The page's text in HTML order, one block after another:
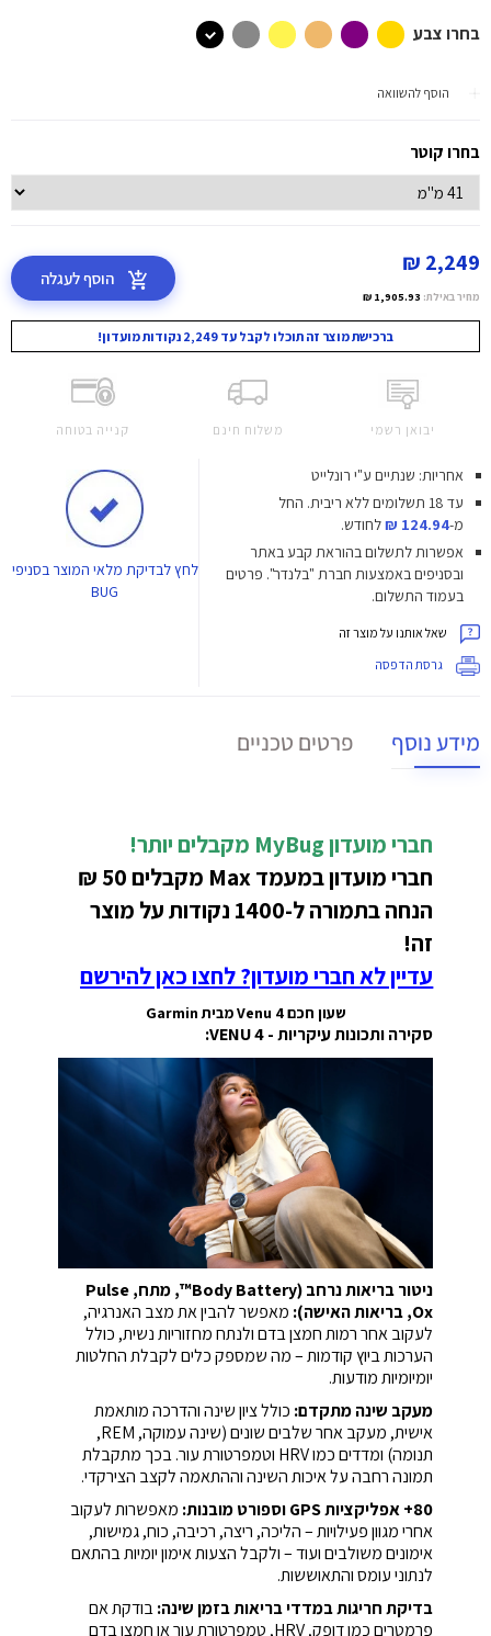
בחרו צבע
הוסף להשוואה
בחרו קוטר
2,249 ₪
מחיר באילת: 1,905.93 ₪
הוסף לעגלה
ברכישת מוצר זה תוכלו לקבל עד 2,249 נקודות מועדון!
יבואן רשמי משלוח חינם קנייה בטוחה
אחריות: שנתיים ע"י רונלייט
עד 18 תשלומים ללא ריבית.
החל
מ-124.94 ₪
לחודש.
אפשרות לתשלום בהוראת קבע באתר
ובסניפים באמצעות חברת "בלנדר". פרטים
בעמוד התשלום.
שאל אותנו על מוצר זה
גרסת הדפסה
לחץלבדיקת מלאי המוצר בסניפי
BUG
מידע נוסף פרטים טכניים
חברי מועדון MyBug
מקבלים יותר!
חברי מועדון במעמד Max מקבלים 50 ₪
הנחה בתמורה ל-1400 נקודות על מוצר
זה!
עדיין לא חברי מועדון? לחצו כאן להירשם
שעון חכם Venu 4 מבית Garmin
סקירה ותכונות עיקריות - VENU 4:
ניטור בריאות נרחב (Body Battery™, מתח, Pulse
Ox, בריאות האישה):
מאפשר להבין את מצב האנרגיה,
לעקוב אחר רמות חמצן בדם ולנתח מחזוריות נשית, כולל
הערכות ביוץ קודמות – מה שמספק כלים לקבלת החלטות
יומיומיות מודעות.
מעקב שינה מתקדם: כולל ציון שינה והדרכה מותאמת
אישית, מעקב אחר שלבים שונים (שינה עמוקה, REM,
תנומה) ומדדים כמו HRV וטמפרטורת עור. בכך מתקבלת
תמונה רחבה על איכות השינה וההתאמה לקצב הצירקדי.
80+ אפליקציות GPS וספורט מובנות:
מאפשרות לעקוב
אחרי מגוון פעילויות – הליכה, ריצה, רכיבה, כוח, גמישות,
אימונים משולבים ועוד – ולקבל הצעות אימון יומיות בהתאם
לנתוני עומס והתאוששות.
בדיקת חריגות במדדי בריאות בזמן שינה:בודקת אם
פרמטרים כמו דופק, HRV, טמפרטורת עור או חמצן בדם